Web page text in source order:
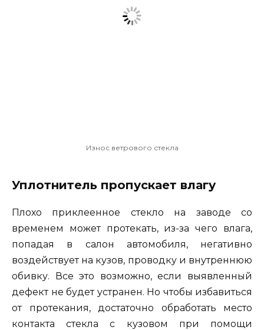
Износ ветрового стекла
Уплотнитель пропускает влагу
Плохо приклеенное стекло на заводе со
временем может протекать, из-за чего влага,
попадая в салон автомобиля, негативно
воздействует на кузов, проводку и внутреннюю
обивку. Все это возможно, если выявленный
дефект не будет устранен. Но чтобы избавиться
от протекания, достаточно обработать место
контакта стекла с кузовом при помощи